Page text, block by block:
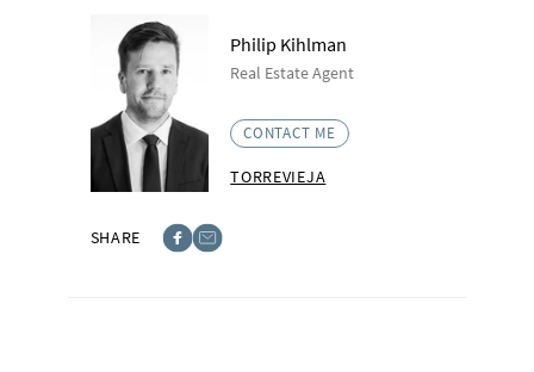
Philip Kihlman
Real Estate Agent
CONTACT ME
TORREVIEJA
SHARE